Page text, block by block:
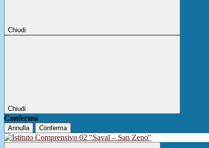
Chiudi
Chiudi
Conferma
Annulla Conferma